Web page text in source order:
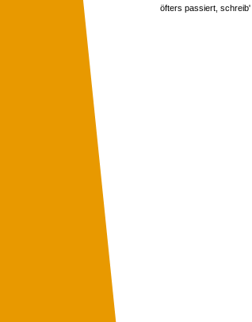
öfters passiert, schreib'